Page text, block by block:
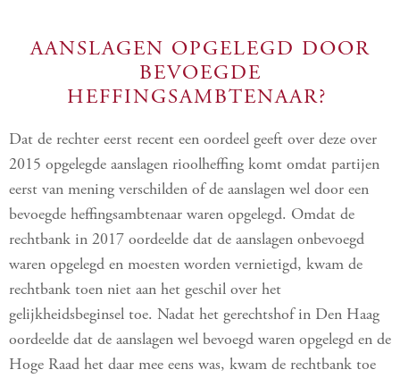
AANSLAGEN OPGELEGD DOOR
BEVOEGDE
HEFFINGSAMBTENAAR?
Dat de rechter eerst recent een oordeel geeft over deze over
2015 opgelegde aanslagen rioolheffing komt omdat partijen
eerst van mening verschilden of de aanslagen wel door een
bevoegde heffingsambtenaar waren opgelegd. Omdat de
rechtbank in 2017 oordeelde dat de aanslagen onbevoegd
waren opgelegd en moesten worden vernietigd, kwam de
rechtbank toen niet aan het geschil over het
gelijkheidsbeginsel toe. Nadat het gerechtshof in Den Haag
oordeelde dat de aanslagen wel bevoegd waren opgelegd en de
Hoge Raad het daar mee eens was, kwam de rechtbank toe